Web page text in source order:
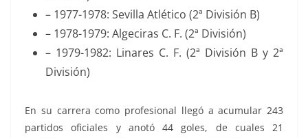
– 1977-1978: Sevilla Atlético (2ª División B)
– 1978-1979: Algeciras C. F. (2ª División)
– 1979-1982: Linares C. F. (2ª División B y 2ª
División)
En su carrera como profesional llegó a acumular 243
partidos oficiales y anotó 44 goles, de cuales 21